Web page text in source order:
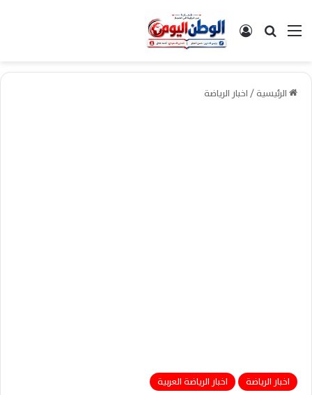
القائمةبحث عن تسجيل الدخول
الرئيسية/اخبار الرياضة
اخبار الرياضة اخبار الرياضة العربية